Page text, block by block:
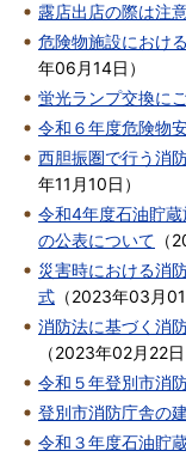
露店出店の際は注
危険物施設におけ
年06月14日 ）
蛍光ランプ交換に
令和６年度危険物
西胆振圏で行う消
年11月10日 ）
令和4年度石油貯
の公表について （
災害時における消
式 （2023年03月
消防法に基づく消
（2023年02月22日
令和５年登別市消
登別市消防庁舎の
令和３年度石油貯